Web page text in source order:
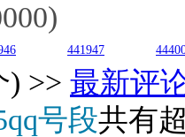
441947
) >> 最新评
号段共有